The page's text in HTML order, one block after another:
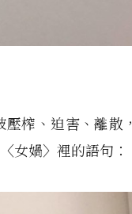
榨、迫害、離散，
女媧〉裡的語句：